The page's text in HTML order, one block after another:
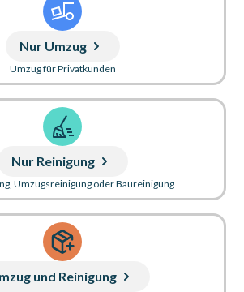
Nur Umzug
Umzug für Privatkunden
Nur Reinigung
Umzugsreinigung oder Baureinigung
und Reinigung